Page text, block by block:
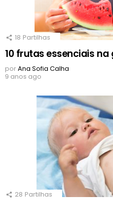
18 Partilhas
10 frutas essenciais
porAna Sofia Calha
9 anos ago
28 Partilhas